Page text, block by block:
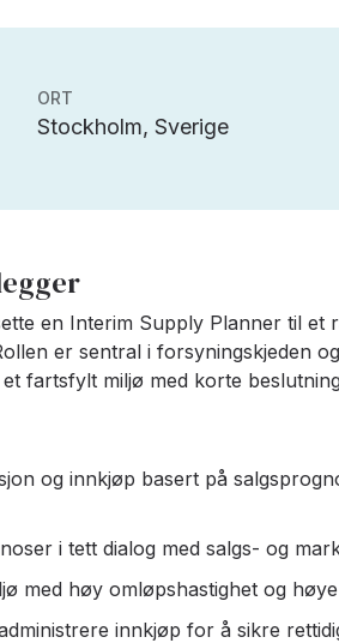
ORT
Stockholm, Sverige
en Interim Supply Planner til et
er sentral i forsyningskjeden
fartsfylt miljø med korte
og innkjøp basert på
i tett dialog med salgs- og
med høy omløpshastighet og
innkjøp for å sikre